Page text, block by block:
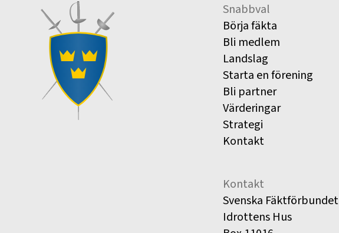
Snabbval
Börja fäkta
Bli medlem
Landslag
Starta en förening
Bli partner
Värderingar
Strategi
Kontakt
Kontakt
Svenska Fäktförbundet
Idrottens Hus